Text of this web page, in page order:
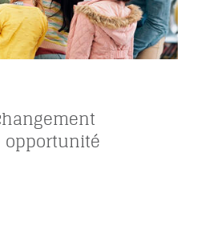
opportunité